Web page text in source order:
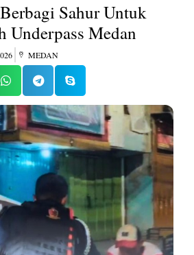
Sahur Untuk
Underpass Medan
MEDAN